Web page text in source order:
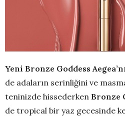
Yeni Bronze Goddess
de adaların serinliğini ve
teninizde hissederken Bronze
de tropical bir yaz gecesinde